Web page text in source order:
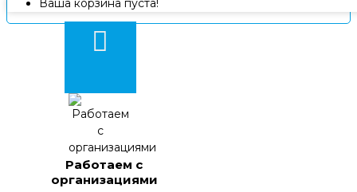
Ваша корзина пуста!
Работаем с
организациями